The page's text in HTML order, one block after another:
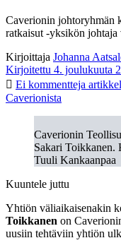
Caverionin johtoryhmän
ratkaisut -yksikön johtaja
Kirjoittaja Johanna
Kirjoitettu 4. joulukuuta
Ei kommentteja
Caverionista
Caverionin
Sakari
Tuuli Kankaanpaa
Kuuntele juttu
Yhtiön väliaikaisenakin
Toikkanen on
uusiin tehtäviin yhtiön